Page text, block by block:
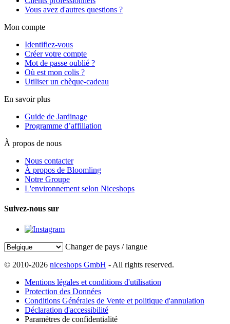
Vous avez d'autres questions ?
Mon compte
Identifiez-vous
Créer votre compte
Mot de passe oublié ?
Où est mon colis ?
Utiliser un chèque-cadeau
En savoir plus
Guide de Jardinage
Programme d’affiliation
À propos de nous
Nous contacter
À propos de Bloomling
Notre Groupe
L'environnement selon Niceshops
Suivez-nous sur
Changer de pays / langue
© 2010-2026 niceshops GmbH - All rights reserved.
Mentions légales et conditions d'utilisation
Protection des Données
Conditions Générales de Vente et politique d'annulation
Déclaration d'accessibilité
Paramètres de confidentialité